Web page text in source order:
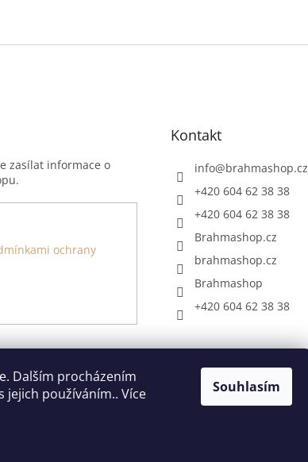
Dalším procházením
používáním.. Více
Souhlasím
zasílat informace o
ochrany
Kontakt
info@brahmashop.cz
+420 604 62 38 38
+420 604 62 38 38
Brahmashop.cz
brahmashop.cz
Brahmashop
+420 604 62 38 38